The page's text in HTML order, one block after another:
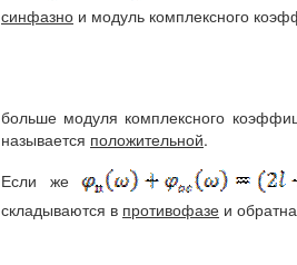
синфазно и модуль комплексного
больше модуля комплексного
называется положительной.
Если же
складываются в противофазе и